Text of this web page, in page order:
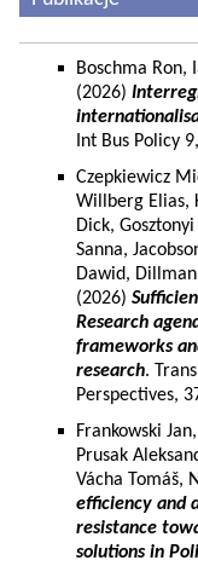
Boschma Ron,
(2026)
Int Bus Policy
Czepkiewicz
Willberg Elias,
Dick,
Sanna,
Dawid,
(2026)
Research
frameworks
research.
Perspectives,
Frankowski
Prusak
Vácha Tomáš,
efficiency and
resistance
solutions in